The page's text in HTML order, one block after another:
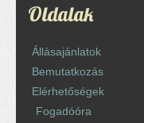
Oldalak
Állásajánlatok
Bemutatkozás
Elérhetőségek
Fogadóóra